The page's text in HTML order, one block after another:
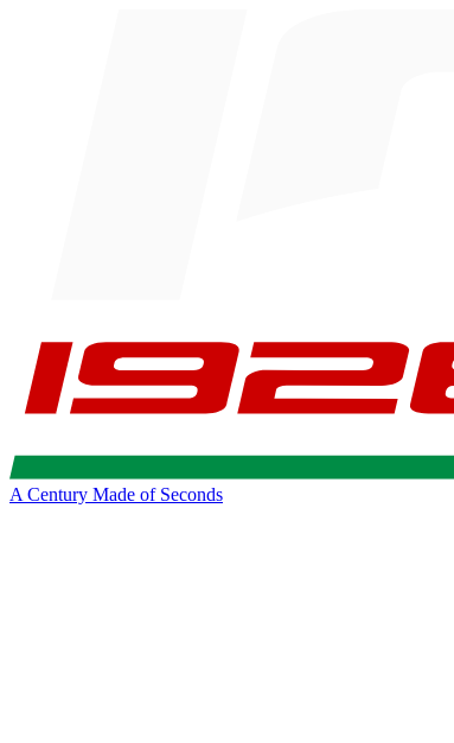
A Century Made of Seconds